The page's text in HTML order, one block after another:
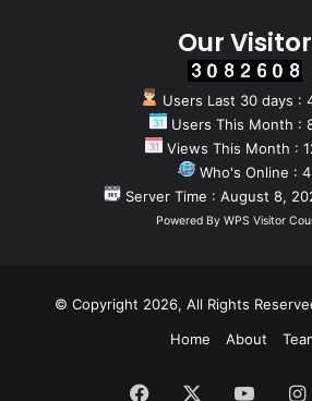
Our Visitor
Users Last 30 days :
Users This Month :
Views This Month :
Who's Online : 4
Server Time : August 8,
Powered By WPS Visitor
© Copyright 2026, All Rights
Home
About
Facebook